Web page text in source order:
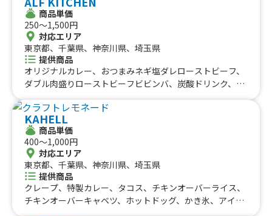
ット 500、プレミアムバニラアイス付き（ストロベリー
クリーム）、プレミアムバニラアイス付きクレープ（チョ
コクリーム）、キャラメルアーモンドバナナクレープ、焼
きそば、照り焼きチキンマヨ、ツナコーンサラダ、たまご
サラダ、ハムツナサラダ、メープルミックスナッツクレー
プ、オレオバナナクリーム、オレオクリームクレープ、手
作り・無添加 生シロップかき氷（小）、いちごあめ、り
んごあめ、かき氷 350、タピオカドリンク、大阪産の海
苔を使ったおにぎり（塩おにぎり）、大阪産の海苔を使っ
たおにぎり（塩辛と梅しそ）、大阪産の海苔を使ったおに
ぎり（しらす大葉）、大阪産の海苔を使ったおにぎり（照
り焼きチキンマヨ）、大阪産の海苔を使ったおにぎり（チ
ャーシューとメンマ）、大阪産の海苔を使ったおにぎり
（ドライいちじくとローストアーモンド）、大阪産の海苔
を使ったおにぎり（ドライトマトとブルーチーズ）、大阪
産の海苔を使ったおにぎり（鮭とごま）、大阪産の海苔を
ガー、旨ニンニク醤油、サーモン＆クリームチーズ、ペッ
パービーフ、ポテビーフ、プレミアムバーガー、フライド
ポテト（スモールサイズ）、フライドポテト(ミディア
ム）、フライドポテト（ビックサイズ）、レモネード、緑
茶、コーヒー(ホット、アイス)、コーラ、ジンジャエー
ル、紅茶、オニオンスープ、ビール、レモンサワー、ハイ
ボール、ウーロンハイ、唐揚げ個、甘酒、アイストッピン
ー、牛タン味噌煮込み、かき氷
商品単価
250〜1,500円
対応エリア
東京都、千葉県、神奈川県、埼玉県
提供商品
オリジナルカレー、おつまみネギ塩ダレローストビーフ、
ダブル肉盛りローストビーフビビンバ、炭酸ドリンク、か
塩ダレローストビーフビビンバ、ローストビーフビビン
バ、定番ビビンバ、台湾ビビンバ、メキシカンタコライ
ス、ワッフル、ダブル肉盛りローストビーフビビンバ、特
製ネギ塩ダレローストビーフ丼、特製ナムル、こだわりキ
ムチ、人気3種盛り、おつまみ国産牛すじ煮込み、ロング
フランクフルト、おしるこ、MIXポキ丼、マグロポキ丼、
サーモンポキ丼、ジンジャーエール、ファンタグレープ、
オレンジジュース、ミルクティー、レモンティー、アイス
KAHELL
商品単価
400〜1,000円
対応エリア
東京都、千葉県、神奈川県、埼玉県
提供商品
クレープ、特製カレー、タコス、チキンオーバーライス、
チキンオーバーキャベツ、ホットドッグ、かき氷、アイス